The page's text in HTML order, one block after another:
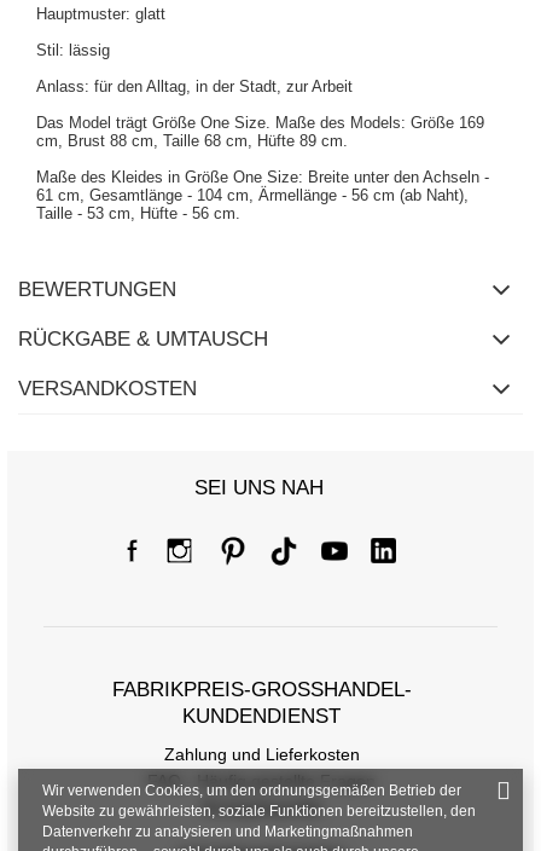
Hauptmuster: glatt
Stil: lässig
Anlass: für den Alltag, in der Stadt, zur Arbeit
Das Model trägt Größe One Size. Maße des Models: Größe 169
cm, Brust 88 cm, Taille 68 cm, Hüfte 89 cm.
Maße des Kleides in Größe One Size: Breite unter den Achseln -
61 cm, Gesamtlänge - 104 cm, Ärmellänge - 56 cm (ab Naht),
Taille - 53 cm, Hüfte - 56 cm.
BEWERTUNGEN
RÜCKGABE & UMTAUSCH
VERSANDKOSTEN
SEI UNS NAH
FABRIKPREIS-GROSSHANDEL-K
UNDENDIENST
Zahlung und Lieferkosten
FAQ - Häufig gestellte Fragen
Rückgabepolitik
Wir verwenden Cookies, um den ordnungsgemäßen Betrieb der
Website zu gewährleisten, soziale Funktionen bereitzustellen, den
Datenverkehr zu analysieren und Marketingmaßnahmen